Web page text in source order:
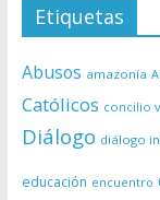
Etiquetas
Abusos amazonía
Católicos concilio
Diálogo diálogo
educación encuentro